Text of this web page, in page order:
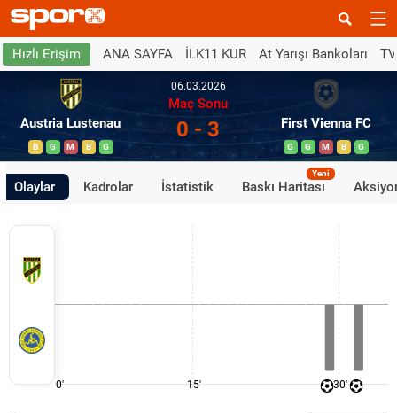
Hızlı Erişim ANA SAYFA İLK11 KUR At Yarışı Bankoları
Austria Lustenau
B G M B G
06.03.2026
Maç Sonu
0 - 3 First Vienna FC
G G M B G
Olaylar Kadrolar İstatistik Baskı Haritası
Yeni
0' 15' 30'